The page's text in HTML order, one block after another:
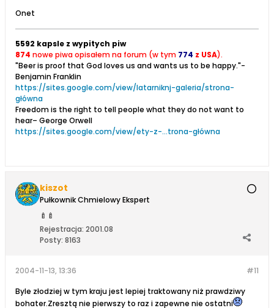
Onet
5592 kapsle z wypitych piw
874 nowe piwa opisałem na forum (w tym 774 z USA).
"Beer is proof that God loves us and wants us to be happy."-
Benjamin Franklin
https://sites.google.com/view/latarniknj-galeria/strona-
główna
Freedom is the right to tell people what they do not want to
hear– George Orwell
https://sites.google.com/view/ety-z-...trona-główna
kiszot
Pułkownik Chmielowy Ekspert
🍼 🍼
Rejestracja: 2001.08
Posty: 8163
#11
2004-11-13, 13:36
Byle złodziej w tym kraju jest lepiej traktowany niż prawdziwy
bohater.Zresztą nie pierwszy to raz i zapewne nie ostatni